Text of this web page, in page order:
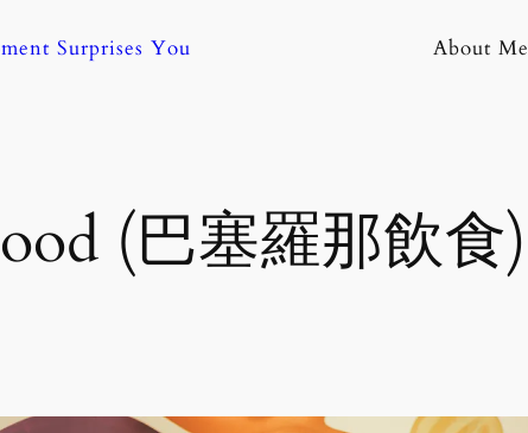
Surprises You About Me
(巴塞羅那飲食)